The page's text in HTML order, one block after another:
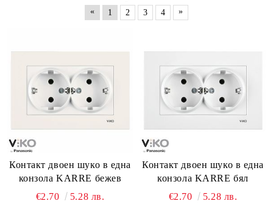
«
1 2 3 4 »
Контакт двоен шуко в една
конзола KARRE бежев
€2.70
5.28 лв.
Контакт двоен шуко в една
конзола KARRE бял
€2.70
5.28 лв.